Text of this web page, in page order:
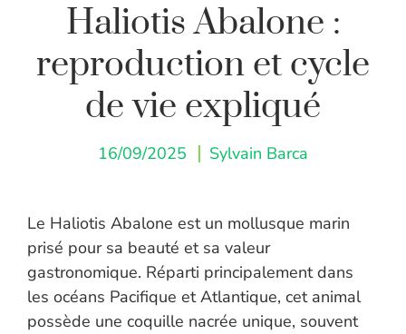
Haliotis Abalone :
reproduction et cycle
de vie expliqué
16/09/2025 Sylvain Barca
Le Haliotis Abalone est un mollusque marin
prisé pour sa beauté et sa valeur
gastronomique. Réparti principalement dans
les océans Pacifique et Atlantique, cet animal
possède une coquille nacrée unique, souvent